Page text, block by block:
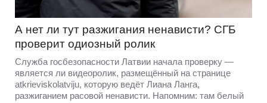
А нет ли тут разжигания ненависти? СГБ
проверит одиозный ролик
Служба госбезопасности Латвии начала проверку —
является ли видеоролик, размещённый на странице
atkrieviskolatviju, которую ведёт Лиана Ланга,
разжиганием расовой ненависти. Напомним: там белый